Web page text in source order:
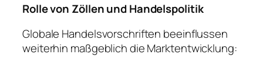
Rolle von Zöllen und Handelspolitik
Globale Handelsvorschriften beeinflussen
weiterhin maßgeblich die Marktentwicklung: